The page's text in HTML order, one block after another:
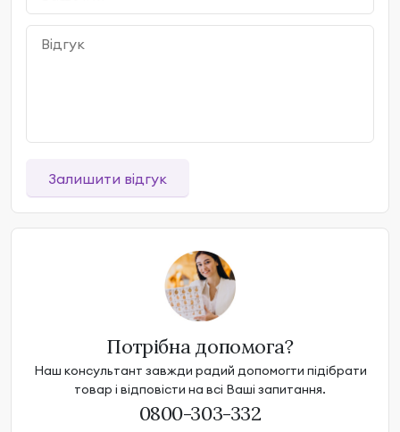
Залишити відгук
Потрібна допомога?
Наш консультант завжди радий допомогти підібрати
товар і відповісти на всі Ваші запитання.
0800-303-332